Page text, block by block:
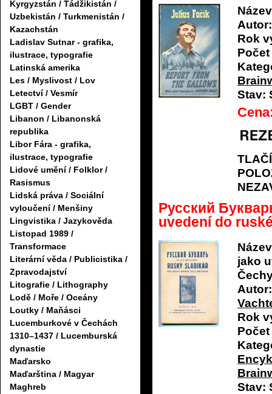
Kyrgyzstán / Tádžikistán /
Uzbekistán / Turkmenistán /
Kazachstán
Ladislav Sutnar - grafika,
ilustrace, typografie
Latinská amerika
Les / Myslivost / Lov
Letectví / Vesmír
LGBT / Gender
Libanon / Libanonská
republika
Libor Fára - grafika,
ilustrace, typografie
Lidové umění / Folklor /
Rasismus
Lidská práva / Sociální
vyloučení / Menšiny
Lingvistika / Jazykověda
Listopad 1989 /
Transformace
Literární věda / Publicistika /
Zpravodajství
Litografie / Lithography
Lodě / Moře / Oceány
Loutky / Maňásci
Lucemburkové v Čechách
1310–1437 / Lucemburská
dynastie
Maďarsko
Maďarština / Magyar
Maghreb
Autor:
Rok
Stav:
Русский
uvedení do
jako
Autor:
Rok
Stav: